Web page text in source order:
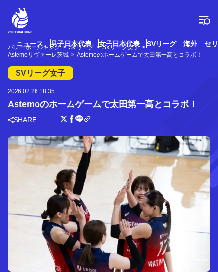
ニュース 男子日本代表 女子日本代表 SVリーグ 海外 セ
バレーボールキング SVリーグ
SVリーグ女子
Astemoリヴァーレ茨城
Astemoのホームゲームで太田第一高とコラボ！
SVリーグ女子
2026.02.26 18:35
Astemoのホームゲームで太田第一高とコラボ！
SHARE